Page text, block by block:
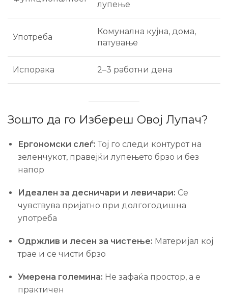
лупење
Употреба
Комунална кујна, дома,
патување
Испорака 2–3 работни дена
Зошто да го Избереш Овој Лупач?
Ергономски слеѓ: Тој го следи контурот на
зеленчукот, правејќи лупењето брзо и без
напор
Идеален за десничари и левичари: Се
чувствува пријатно при долгогодишна
употреба
Одржлив и лесен за чистење: Материјал кој
трае и се чисти брзо
Умерена големина: Не зафаќа простор, а е
практичен